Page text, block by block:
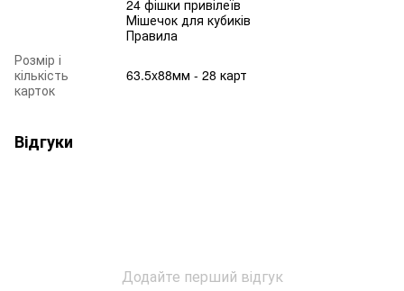
24 фішки привілеїв
Мішечок для кубиків
Правила
Розмір і
кількість
карток
63.5x88мм - 28 карт
Відгуки
Додайте перший відгук